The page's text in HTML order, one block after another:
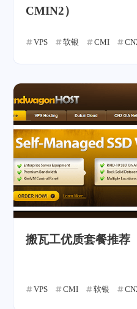
CMIN2）
VPS 软银 CMI
搬瓦工优质套餐推荐
VPS CMI 软银